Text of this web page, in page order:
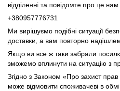
відділенні та повідомте про це
+380957776731
Ми вирішуємо подібні ситуації
доставки, а вам повторно
Якщо ви все ж таки забрали
зможемо вплинути на ситуацію з
Згідно з Законом «Про захист прав
може відмовити споживачеві в